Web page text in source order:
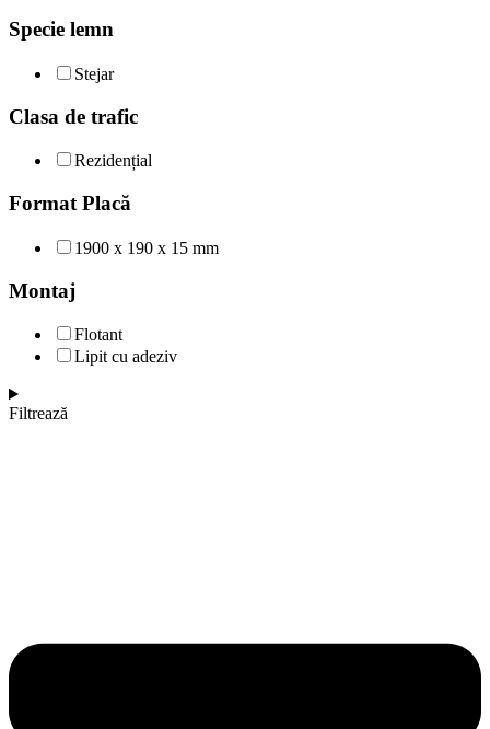
Specie lemn
Stejar
Clasa de trafic
Rezidențial
Format Placă
1900 x 190 x 15 mm
Montaj
Flotant
Lipit cu adeziv
Filtrează